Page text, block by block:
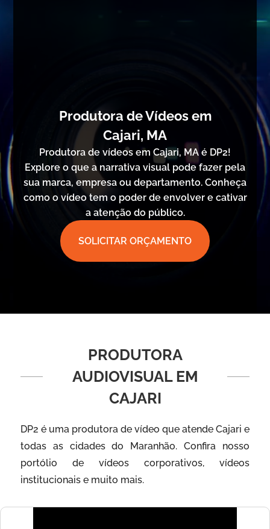
Produtora de Vídeos em
Cajari, MA
Produtora de vídeos em Cajari, MA é DP2!
Explore o que a narrativa visual pode fazer pela
sua marca, empresa ou departamento. Conheça
como o vídeo tem o poder de envolver e cativar
a atenção do público.
SOLICITAR ORÇAMENTO
PRODUTORA
AUDIOVISUAL EM
CAJARI
DP2 é uma produtora de vídeo que atende Cajari e
todas as cidades do Maranhão. Confira nosso
portólio de vídeos corporativos, vídeos
institucionais e muito mais.